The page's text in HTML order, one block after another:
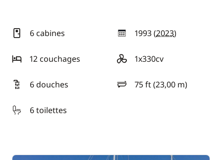
6 cabines 1993 (2023)
année
12 couchages
1x330cv
motorisation
6 douches
75 ft (23,00 m)
longueur
6 toilettes